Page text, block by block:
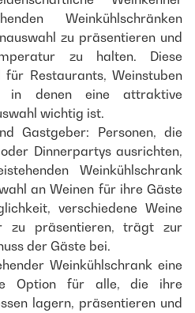
Weinkühlschränken
zu präsentieren und
zu halten. Diese
Restaurants, Weinstuben
in denen eine attraktive
wichtig ist.
Gastgeber: Personen, die
Dinnerpartys ausrichten,
Weinkühlschrank
an Weinen für ihre Gäste
verschiedene Weine
zu präsentieren, trägt zur
der Gäste bei.
Weinkühlschrank eine
Option für alle, die ihre
lagern, präsentieren und